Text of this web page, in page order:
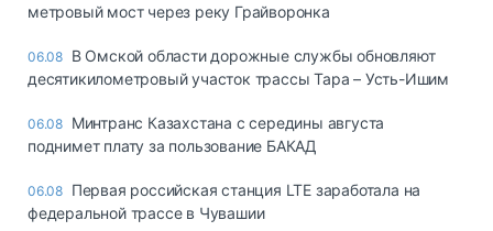
метровый мост через реку Грайворонка
06.08 В Омской области дорожные службы обновляют
десятикилометровый участок трассы Тара – Усть-Ишим
06.08 Минтранс Казахстана с середины августа
поднимет плату за пользование БАКАД
06.08 Первая российская станция LTE заработала на
федеральной трассе в Чувашии